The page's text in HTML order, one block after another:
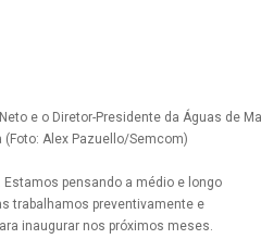
e o Diretor-Presidente da Águas de
Alex Pazuello/Semcom)
pensando a médio e longo
trabalhamos preventivamente e
inaugurar nos próximos meses.